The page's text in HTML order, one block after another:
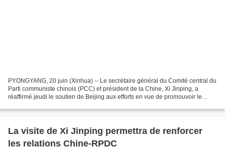
PYONGYANG, 20 juin (Xinhua) -- Le secrétaire général du Comité central du
Parti communiste chinois (PCC) et président de la Chine, Xi Jinping, a
réaffirmé jeudi le soutien de Beijing aux efforts en vue de promouvoir le
La visite de Xi Jinping permettra de renforcer
les relations Chine-RPDC